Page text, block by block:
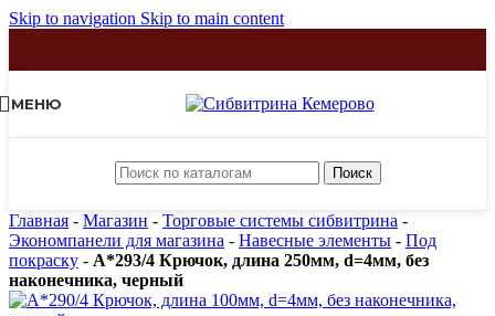
Skip to navigation Skip to main content
МЕНЮ
Поиск
Главная - Магазин - Торговые системы сибвитрина -
Экономпанели для магазина - Навесные элементы - Под
покраску - A*293/4 Крючок, длина 250мм, d=4мм, без
наконечника, черный